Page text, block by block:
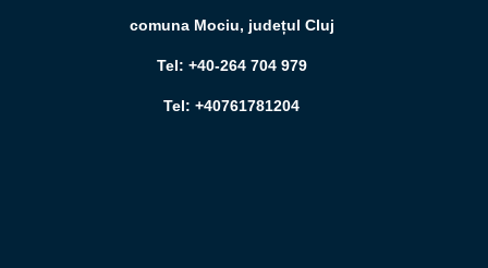
comuna Mociu, județul Cluj
Tel: +40-264 704 979
Tel: +40761781204